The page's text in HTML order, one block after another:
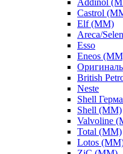
Addinol
Castrol
Elf (ММ)
Areca/
Esso
Eneos
British
Neste
Shell
Shell (ММ)
Valvoline
Total (ММ)
Lotos